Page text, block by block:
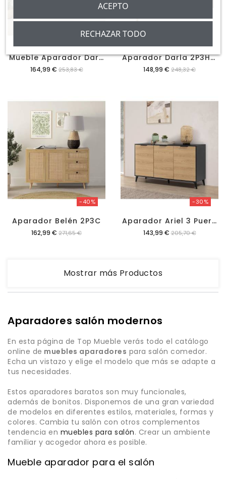
-35%
M
Ueble Aparador Darla 2P3C Color Roble
Precio
164,99 € 253,83 €
A
Parador Darla 2P3H Color Roble
Precio
148,99 € 248,32 €
-40%
Aparador Belén 2P3C
Precio
162,99 € 271,65 €
-30%
A
Parador Ariel 3 Puertas
Precio
143,99 € 205,70 €
Mostrar más Productos
Aparadores salón modernos
En esta página de Top Mueble verás todo el catálogo
online de muebles aparadores para salón comedor.
Echa un vistazo y elige el modelo que más se adapte a
tus necesidades.
Estos aparadores baratos son muy funcionales,
además de bonitos. Disponemos de una gran variedad
de modelos en diferentes estilos, materiales, formas y
colores. Cambia tu salón con otros complementos
tendencia en muebles para salón. Crear un ambiente
familiar y acogedor ahora es posible.
Mueble aparador para el salón
RECHAZAR TODO
ACEPTO